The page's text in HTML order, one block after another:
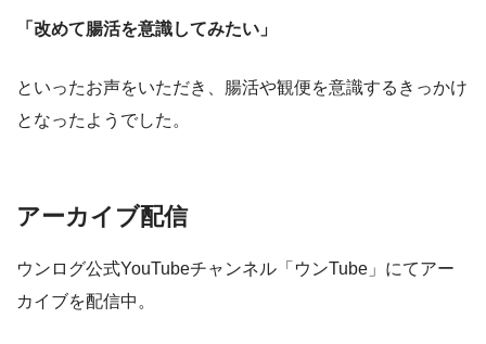
「改めて腸活を意識してみたい」
といったお声をいただき、腸活や観便を意識するきっかけ
となったようでした。
アーカイブ配信
ウンログ公式YouTubeチャンネル「ウンTube」にてアー
カイブを配信中。